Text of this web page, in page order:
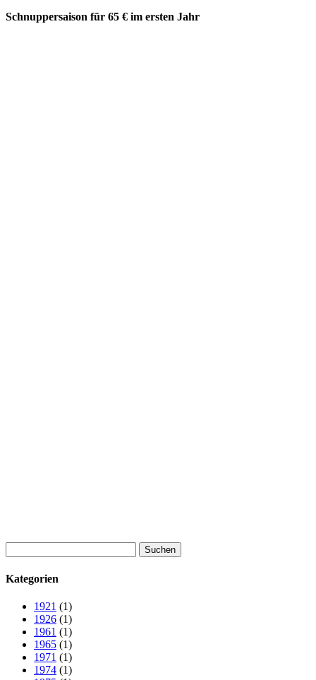
Schnuppersaison für 65 € im ersten Jahr
nach:
Kategorien
1921 (1)
1926 (1)
1961 (1)
1965 (1)
1971 (1)
1974 (1)